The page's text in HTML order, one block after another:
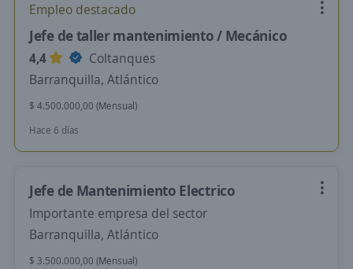
Empleo destacado
Jefe de taller mantenimiento / Mecánico
4,4
Coltanques
Barranquilla, Atlántico
$ 4.500.000,00 (Mensual)
Hace 6 días
Jefe de Mantenimiento Electrico
Importante empresa del sector
Barranquilla, Atlántico
$ 3.500.000,00 (Mensual)